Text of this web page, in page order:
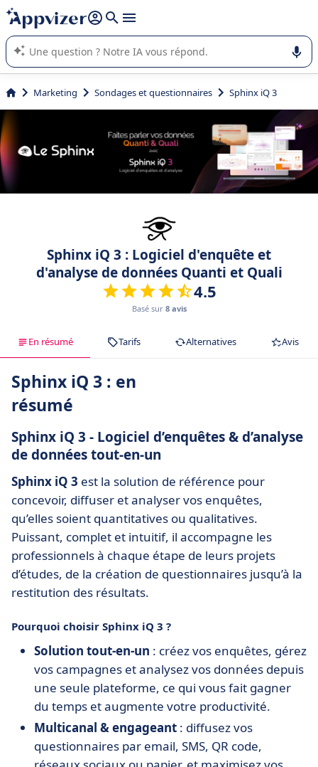
répondre (plusieurs lignes avec
L'IA de Appvizer vous guide dans l'utilisation ou la sélection de
logiciel SaaS en entreprise.
Marketing Sondages et questionnaires Sphinx iQ 3
Sphinx iQ 3 : Logiciel d'enquête et
d'analyse de données Quanti et Quali
4.5
Basé sur 8 avis
En résumé Tarifs Alternatives Avis
Sphinx iQ 3 : en
résumé
Sphinx iQ 3 - Logiciel d’enquêtes & d’analyse
de données tout-en-un
Sphinx iQ 3 est la solution de référence pour
concevoir, diffuser et analyser vos enquêtes,
qu’elles soient quantitatives ou qualitatives.
Puissant, complet et intuitif, il accompagne les
professionnels à chaque étape de leurs projets
d’études, de la création de questionnaires jusqu’à la
restitution des résultats.
Pourquoi choisir Sphinx iQ 3 ?
Solution tout-en-un : créez vos enquêtes, gérez
vos campagnes et analysez vos données depuis
une seule plateforme, ce qui vous fait gagner
du temps et augmente votre productivité.
Multicanal & engageant : diffusez vos
questionnaires par email, SMS, QR code,